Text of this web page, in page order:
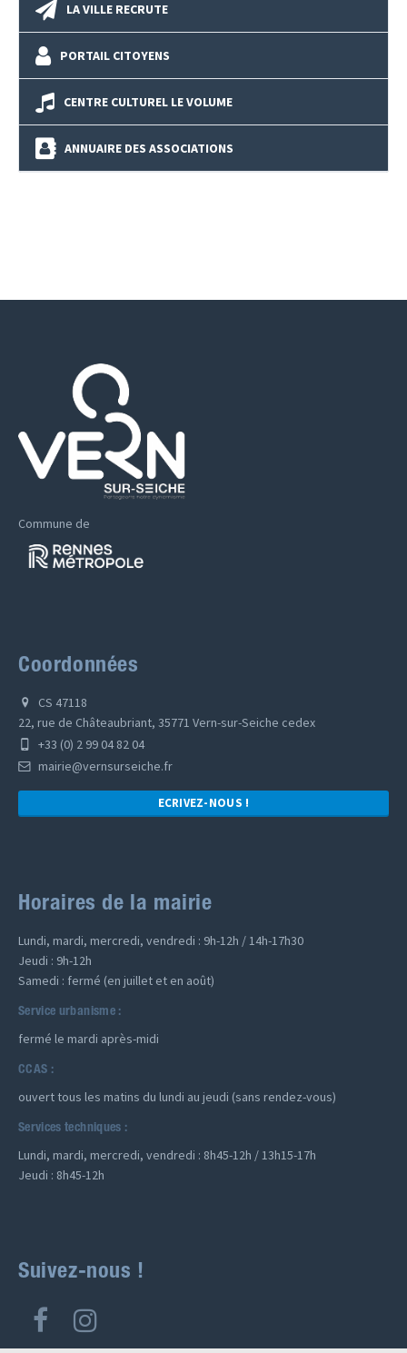
LA VILLE RECRUTE
PORTAIL CITOYENS
CENTRE CULTUREL LE VOLUME
ANNUAIRE DES ASSOCIATIONS
Commune de
Coordonnées
CS 47118
22, rue de Châteaubriant, 35771 Vern-sur-Seiche cedex
+33 (0) 2 99 04 82 04
mairie@vernsurseiche.fr
ECRIVEZ-NOUS !
Horaires de la mairie
Lundi, mardi, mercredi, vendredi : 9h-12h / 14h-17h30
Jeudi : 9h-12h
Samedi : fermé (en juillet et en août)
Service urbanisme :
fermé le mardi après-midi
CCAS :
ouvert tous les matins du lundi au jeudi (sans rendez-vous)
Services techniques :
Lundi, mardi, mercredi, vendredi : 8h45-12h / 13h15-17h
Jeudi : 8h45-12h
Suivez-nous !